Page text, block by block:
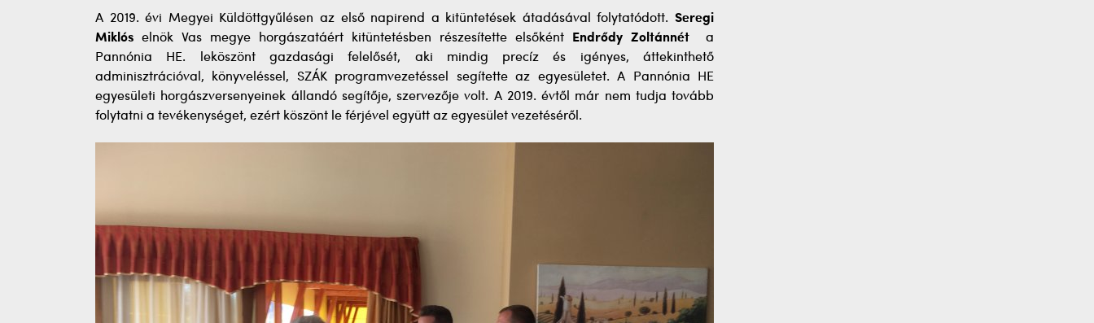
A 2019. évi Megyei Küldöttgyűlésen az első napirend a kitüntetések átadásával folytatódott. Seregi
Miklós elnök Vas megye horgászatáért kitüntetésben részesítette elsőként Endrődy Zoltánnét a
Pannónia HE. leköszönt gazdasági felelősét, aki mindig precíz és igényes, áttekinthető
adminisztrációval, könyveléssel, SZÁK programvezetéssel segítette az egyesületet. A Pannónia HE
egyesületi horgászversenyeinek állandó segítője, szervezője volt. A 2019. évtől már nem tudja tovább
folytatni a tevékenységet, ezért köszönt le férjével együtt az egyesület vezetéséről.